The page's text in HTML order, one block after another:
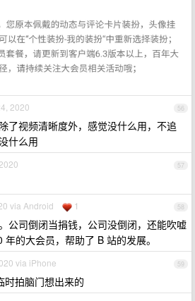
56
2020
了视频清晰度外，感觉没什么用，不追
什么用
57
58
via Android 1
公司倒闭当捐钱，公司没倒闭，还能吹嘘
的大会员，帮助了 B 站的发展。
59
via iPhone
时拍脑门想出来的